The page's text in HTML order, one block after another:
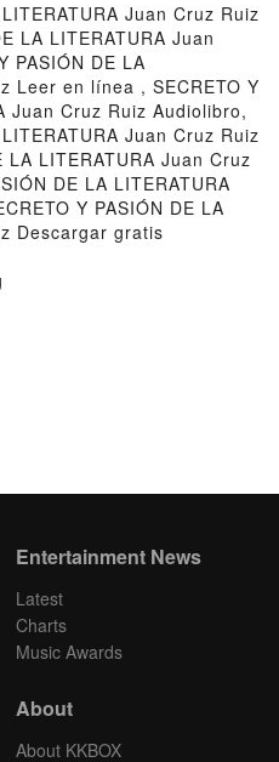
Juan Cruz Ruiz
LA LITERATURA Juan
PASIÓN DE LA
Leer en línea , SECRETO Y
Juan Cruz Ruiz Audiolibro,
Juan Cruz Ruiz
LA LITERATURA Juan Cruz
DE LA LITERATURA
Y PASIÓN DE LA
Descargar gratis
Entertainment News
Latest
Charts
Music Awards
About
About KKBOX